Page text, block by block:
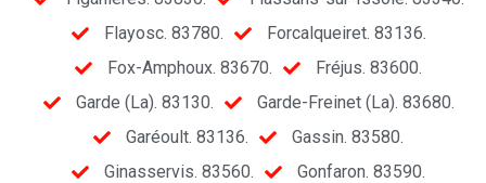
Flayosc. 83780.
Forcalqueiret. 83136.
Fox-Amphoux. 83670.
Fréjus. 83600.
Garde (La). 83130.
Garde-Freinet (La). 83680.
Garéoult. 83136.
Gassin. 83580.
Ginasservis. 83560.
Gonfaron. 83590.